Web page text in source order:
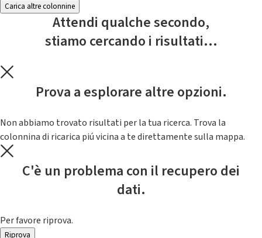
Carica altre colonnine
Attendi qualche secondo,
stiamo cercando i risultati...
Prova a esplorare altre opzioni.
Non abbiamo trovato risultati per la tua ricerca. Trova la
colonnina di ricarica piú vicina a te direttamente sulla mappa.
C'è un problema con il recupero dei
dati.
Per favore riprova.
Riprova